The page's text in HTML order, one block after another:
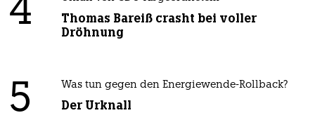
4
Thomas Bareiß crasht bei voller
Dröhnung
5 Was tun gegen den Energiewende-Rollback?
Der Urknall